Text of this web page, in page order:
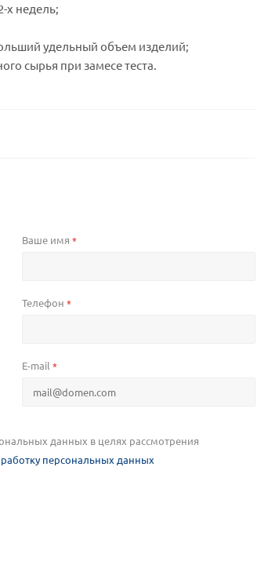
х недель;
удельный объем изделий;
сырья при замесе теста.
Ваше имя *
Телефон *
E-mail *
данных в целях рассмотрения
персональных данных